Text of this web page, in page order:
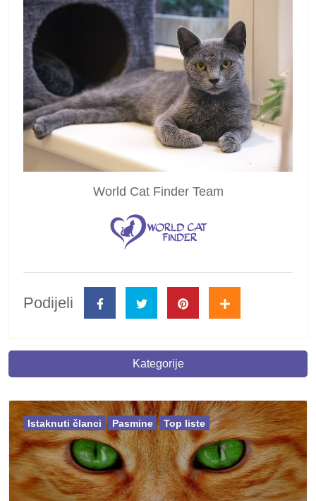
World Cat Finder Team
Podijeli
Kategorije
Istaknuti članci Pasmine Top liste